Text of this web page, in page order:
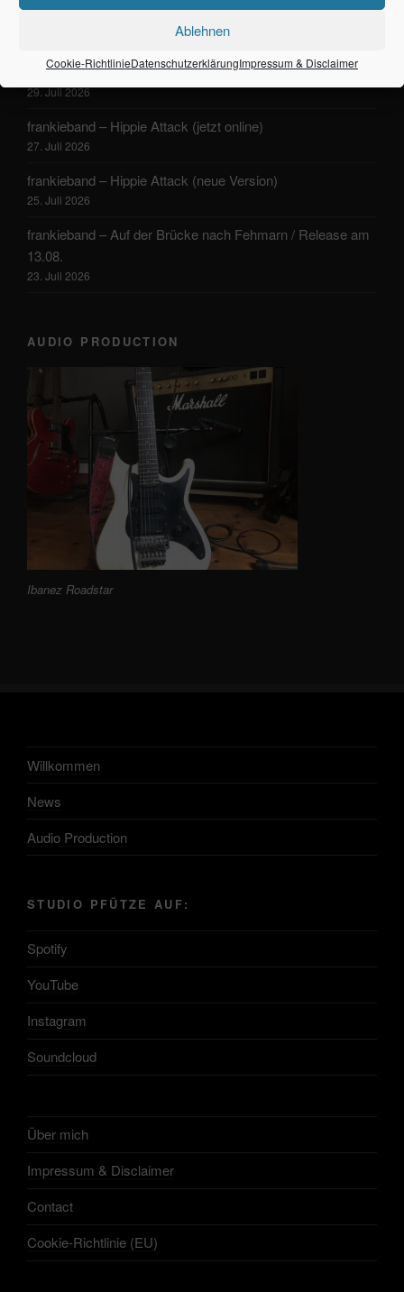
Ablehnen
Cookie-RichtlinieDatenschutzerklärungImpressum & Disclaimer
Frankieband – Fehmarn Produktion Part 7
29. Juli 2026
frankieband – Hippie Attack (jetzt online)
27. Juli 2026
frankieband – Hippie Attack (neue Version)
25. Juli 2026
frankieband – Auf der Brücke nach Fehmarn / Release am
13.08.
23. Juli 2026
AUDIO PRODUCTION
Ibanez Roadstar
Willkommen
News
Audio Production
STUDIO PFÜTZE AUF:
Spotify
YouTube
Instagram
Soundcloud
Über mich
Impressum & Disclaimer
Contact
Cookie-Richtlinie (EU)